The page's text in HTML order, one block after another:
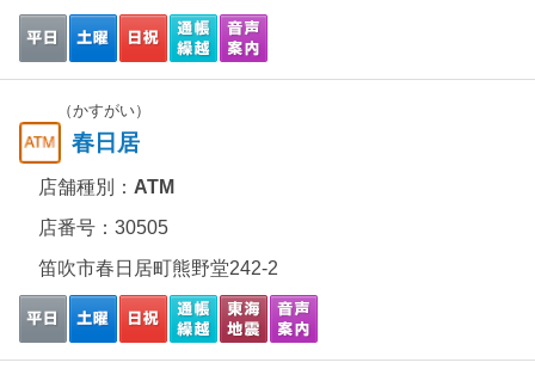
（かすがい）
春日居
店舗種別： ATM
店番号：30505
笛吹市春日居町熊野堂242-2